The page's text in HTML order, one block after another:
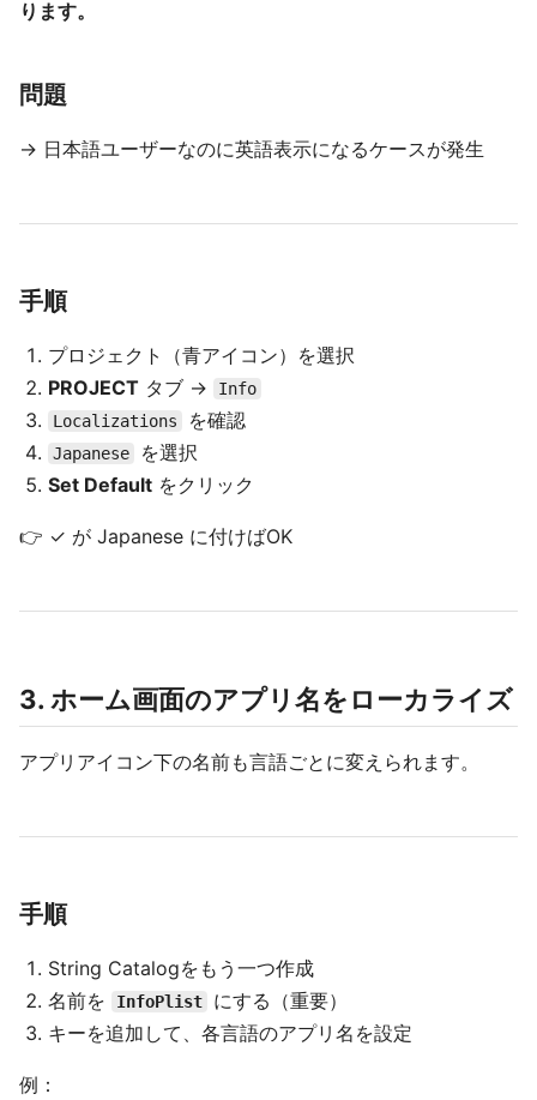
ります。
問題
→ 日本語ユーザーなのに英語表示になるケースが発生
手順
プロジェクト（青アイコン）を選択
PROJECT タブ →
Info
Localizations
を確認
Japanese
を選択
Set Default をクリック
👉 ✓ が Japanese に付けばOK
3. ホーム画面のアプリ名をローカライズ
アプリアイコン下の名前も言語ごとに変えられます。
手順
String Catalogをもう一つ作成
名前を
InfoPlist
にする（重要）
キーを追加して、各言語のアプリ名を設定
例：